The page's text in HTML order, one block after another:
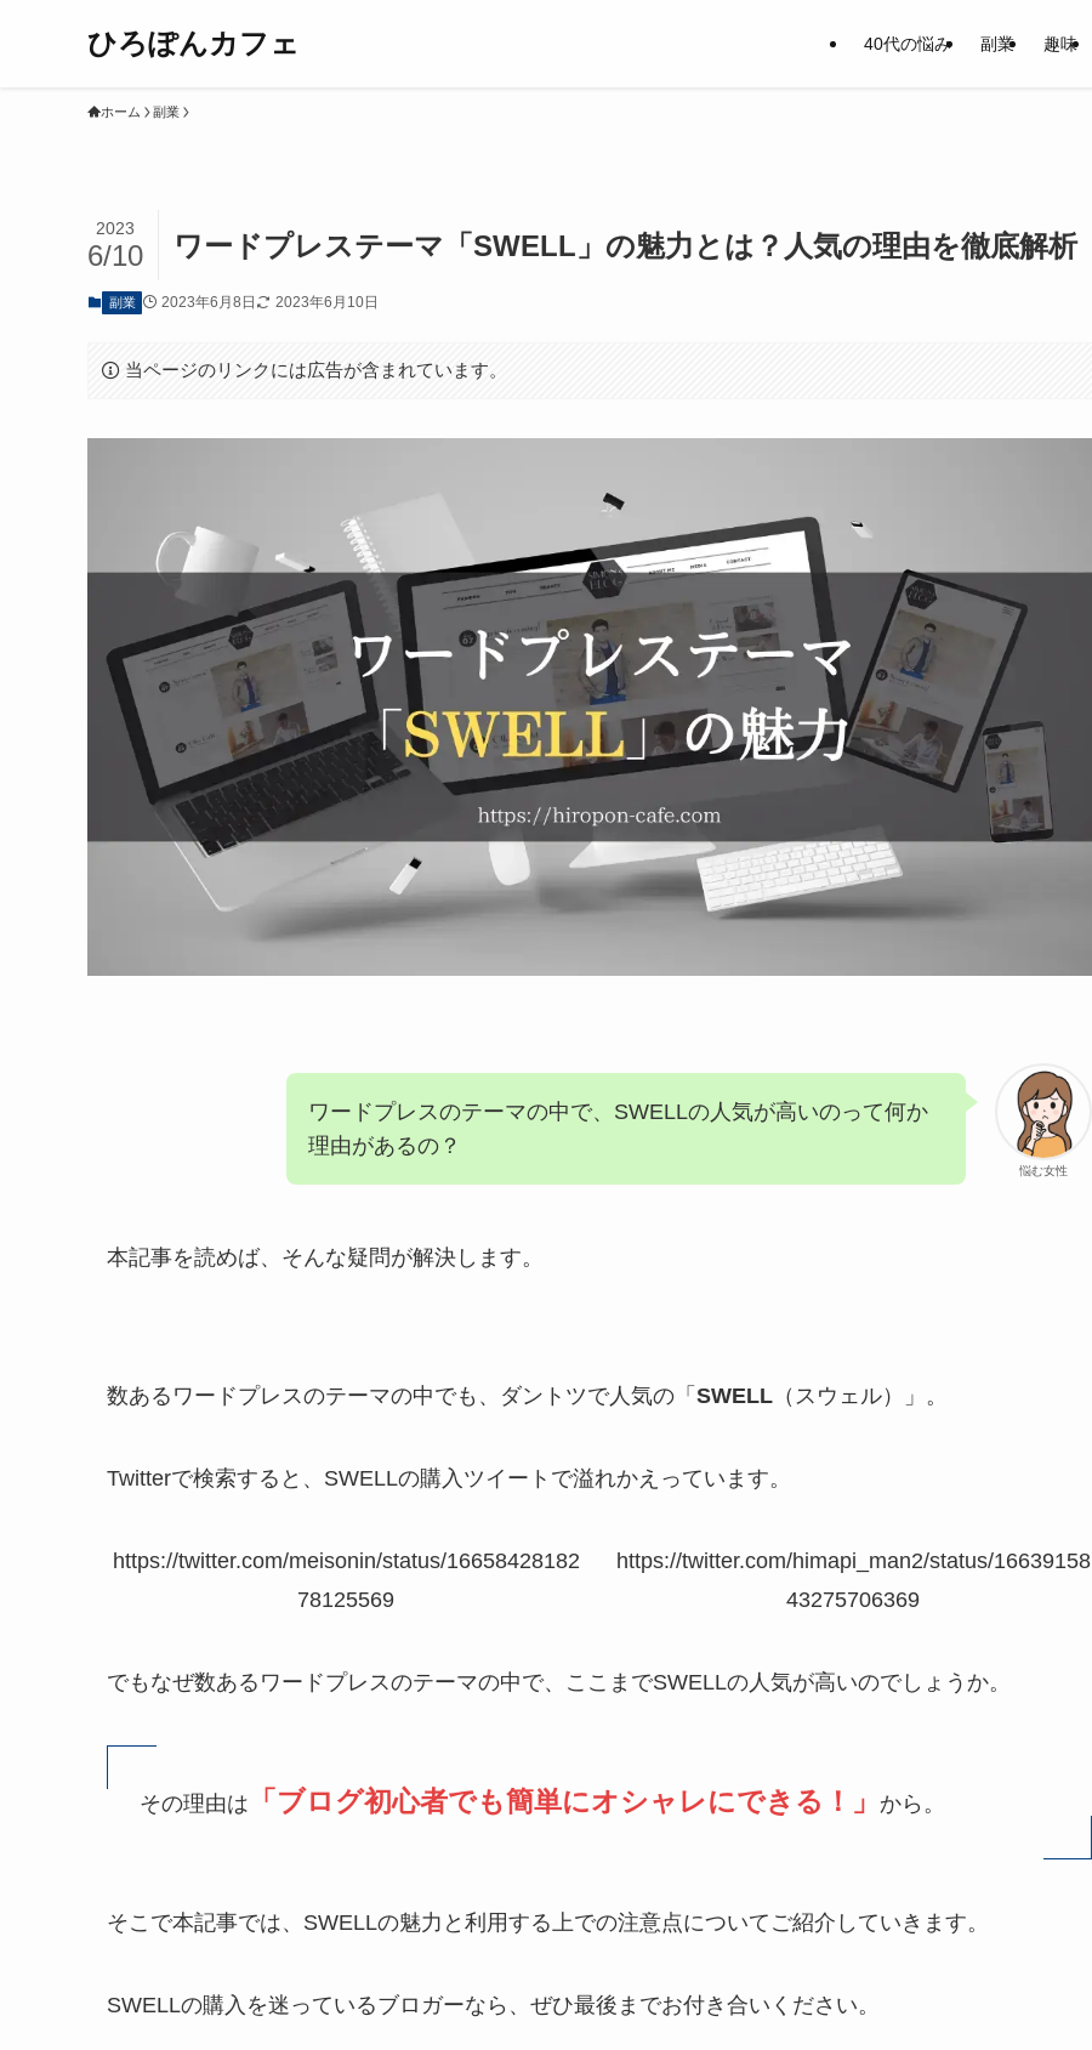
ひろぽんカフェ 40代の悩み 副業 趣味
ホーム 副業
ワードプレステーマ「SWELL」の魅力とは？人気の理由を徹底解析
2023
6/10
副業 2023年6月8日 2023年6月10日
当ページのリンクには広告が含まれています。
悩む女性
ワードプレスのテーマの中で、SWELLの人気が高いのって何か
理由があるの？
本記事を読めば、そんな疑問が解決します。
数あるワードプレスのテーマの中でも、ダントツで人気の「 SWELL （スウェル）」。
Twitterで検索すると、SWELLの購入ツイートで溢れかえっています。
https://twitter.com/meisonin/status/16658428182
78125569
https://twitter.com/himapi_man2/status/16639158
43275706369
でもなぜ数あるワードプレスのテーマの中で、ここまでSWELLの人気が高いのでしょうか。
その理由は 「ブログ初心者でも簡単にオシャレにできる！」 から。
そこで本記事では、SWELLの魅力と利用する上での注意点についてご紹介していきます。
SWELLの購入を迷っているブロガーなら、ぜひ最後までお付き合いください。